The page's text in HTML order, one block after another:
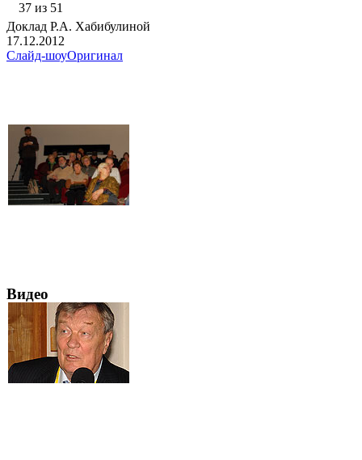
37 из 51
Доклад Р.А. Хабибулиной
17.12.2012
Слайд-шоуОригинал
Видео